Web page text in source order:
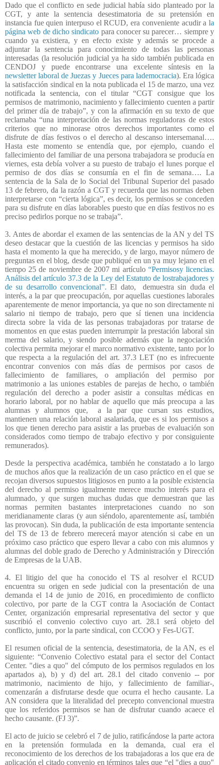
Dado que el conflicto en sede judicial había sido planteado por la
CGT, y ante la sentencia desestimatoria de su pretensión en
instancia fue quien interpuso el RCUD, era conveniente acudir a la
página web de dicho sindicato para conocer su parecer… siempre y
cuando ya existiera, y en efecto existe y además se procede a
adjuntar la sentencia para conocimiento de todas las personas
interesadas (la resolución judicial ya ha sido también publicada en
CENDOJ y puede encontrarse una excelente síntesis en la
newsletter laboral de Juezas y Jueces para lademocracia). Era lógica
la satisfacción sindical en la nota publicada el 15 de marzo, una vez
notificada la sentencia, con el titular “CGT consigue que los
permisos de matrimonio, nacimiento y fallecimiento cuenten a partir
del primer día de trabajo”, y con la afirmación en su texto de que
reclamaba “una interpretación de las normas reguladoras de estos
criterios que no minorase otros derechos importantes como el
disfrute de días festivos o el derecho al descanso intersemanal….
Hasta este momento se entendía que, por ejemplo, cuando el
fallecimiento del familiar de una persona trabajadora se producía en
viernes, esta debía volver a su puesto de trabajo el lunes porque el
permiso de dos días se consumía en el fin de semana…. La
sentencia de la Sala de lo Social del Tribunal Superior del pasado
13 de febrero, da la razón a CGT y recuerda que las normas deben
interpretarse con “cierta lógica”, es decir, los permisos se conceden
para su disfrute en días laborables puesto que en días festivos no es
preciso pedirlos porque no se trabaja”.
3. Antes de abordar el examen de las sentencias de la AN y del TS
deseo destacar que la cuestión de las licencias y permisos ha sido
hasta el momento la que ha merecido, y de largo, mayor número de
preguntas en el blog, desde que publiqué en un ya muy lejano en el
tiempo 25 de noviembre de 2007 mi artículo “Permisosy licencias.
Análisis del artículo 37.3 de la Ley del Estatuto de lostrabajadores y
de su desarrollo convencional”. El dato,
demuestra sin duda el
interés, a la par que preocupación, por aquellas cuestiones laborales
aparentemente de menor importancia, ya que no son directamente ni
salario ni tiempo de trabajo, pero que sí tienen una incidencia
directa sobre la vida de las personas trabajadoras por tratarse de
momentos en que estas pueden interrumpir la prestación laboral sin
merma del salario, y siendo posible además que la negociación
colectiva permita mejorar el marco normativo existente, tanto por lo
que respecta a la regulación del art. 37.3 LET (no es infrecuente
encontrar convenios con más días de permisos por casos de
fallecimiento de familiares, o ampliación del permiso por
matrimonio a las uniones estables de parejas de hecho, o también
regulación del derecho a poder asistir a consultas médicas en
horario laboral, por no hablar de aquello que más preocupa a las
alumnas y alumnos que,
a la par que cursan sus estudios,
mantienen una relación laboral asalariada, que es si los permisos a
los que tienen derecho para asistir a las pruebas de evaluación son
considerados como tiempo de trabajo efectivo y por consiguiente
remunerados).
Desde la perspectiva académica, también he constatado a lo largo
de muchos años que la realización de un caso práctico en el que se
recojan diversos supuestos litigiosos en punto a la posible existencia
del derecho al permiso igualmente merece mucho interés para el
alumnado, y que surgen muchas dudas que demuestran que las
normas permiten bastantes interpretaciones cuando no son
meridianamente claras (y aun siéndolo, aparentemente así, también
las provocan). Sin duda, la publicación de esta importante sentencia
del TS de 13 de febrero merecerá mayor atención si cabe en un
próximo caso práctico que espero llevar a cabo con mis alumnos y
alumnas del doble grado de Derecho y Administración y Dirección
de Empresas de la UAB.
4. El litigio del que ha conocido el TS al resolver el RCUD
encuentra su origen en sede judicial con la presentación de una
demanda el 14 de junio de 2016, en procedimiento de conflicto
colectivo, por parte de la CGT contra la Asociación de Contact
Center, organización empresarial representativa del sector y que
suscribió el convenio colectivo cuyo art. 28.1 será objeto del
conflicto, junto, por la parte sindical, con CCOO y Fes-UGT.
El resumen oficial de la sentencia, desestimatoria, de la AN, es el
siguiente: “Convenio Colectivo estatal para el sector del Contact
Center. "dies a quo" del cómputo de los permisos regulados en los
apartados a), b) y d) del art. 28.1 del citado convenio -- por
matrimonio, nacimiento de hijo, y fallecimiento de familiar-,
comenzarán a disfrutarse desde que ocurra el hecho causante. La
AN considera que la literalidad del precepto convencional muestra
que los referidos permisos se han de disfrutar cuando acaece el
hecho causante. (FJ 3)”.
El acto de juicio se celebró el 7 de julio, ratificándose la parte actora
en la pretensión formulada en la demanda, cual era el
reconocimiento de los derechos de los trabajadoras a los que era de
aplicación el citado convenio en términos tales que “el "dies a quo"